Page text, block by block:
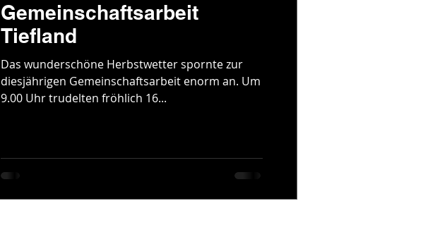
Gemeinschaftsarbeit
Tiefland
Das wunderschöne Herbstwetter spornte zur
diesjährigen Gemeinschaftsarbeit enorm an. Um
9.00 Uhr trudelten fröhlich 16...